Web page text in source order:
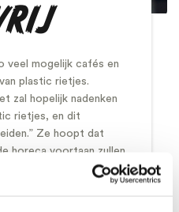
veel mogelijk cafés en
plastic rietjes.
zal hopelijk nadenken
rietjes, en dit
Ze hoopt dat
horeca voortaan zullen
en restaurants om
als iemand daar om